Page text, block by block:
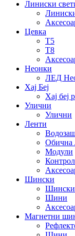
Линиски
Цевка
Т5
Т8
Неонки
ЛЕД
Хај Беј
Хај беј
Улични
Улични
Ленти
Обична
Модули
Шински
Шински
Шини
Магнетни